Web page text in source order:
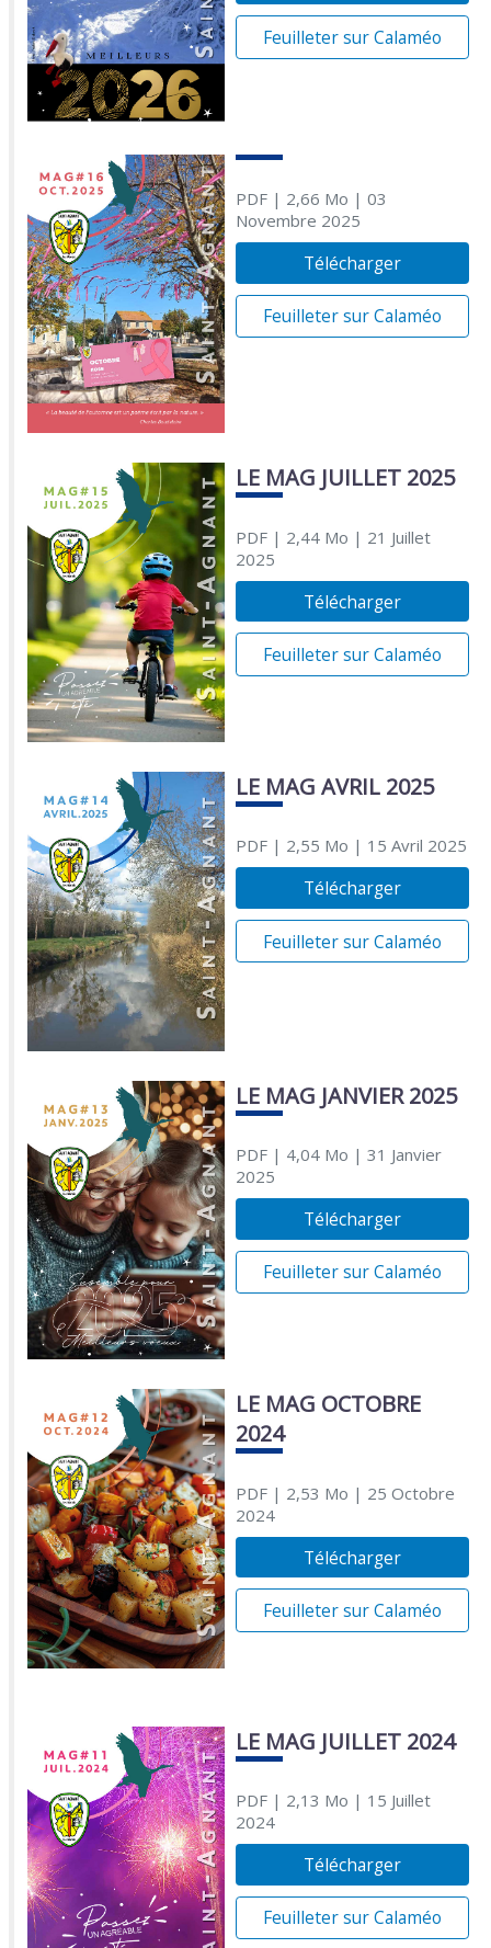
Feuilleter sur Calaméo
PDF| 2,66 Mo | 03
Novembre 2025
Télécharger
Feuilleter sur Calaméo
LE MAG JUILLET 2025
PDF| 2,44 Mo | 21 Juillet
2025
Télécharger
Feuilleter sur Calaméo
LE MAG AVRIL 2025
PDF| 2,55 Mo | 15 Avril 2025
Télécharger
Feuilleter sur Calaméo
LE MAG JANVIER 2025
PDF| 4,04 Mo | 31 Janvier
2025
Télécharger
Feuilleter sur Calaméo
LE MAG OCTOBRE
2024
PDF| 2,53 Mo | 25 Octobre
2024
Télécharger
Feuilleter sur Calaméo
LE MAG JUILLET 2024
PDF| 2,13 Mo | 15 Juillet
2024
Télécharger
Feuilleter sur Calaméo